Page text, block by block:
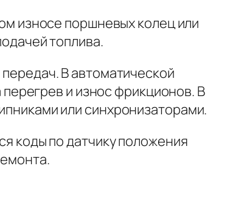
износе поршневых колец или
топлива.
В автоматической
и износ фрикционов. В
или синхронизаторами.
коды по датчику положения